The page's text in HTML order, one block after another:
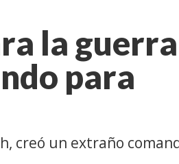
la
para
creó un extraño